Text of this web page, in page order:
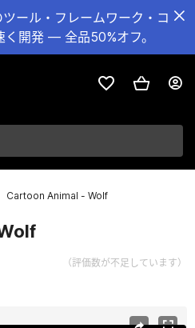
ール・フレームワーク・コ
く開発 — 全品50%オフ。
Cartoon Animal - Wolf
（評価数が不足しています）